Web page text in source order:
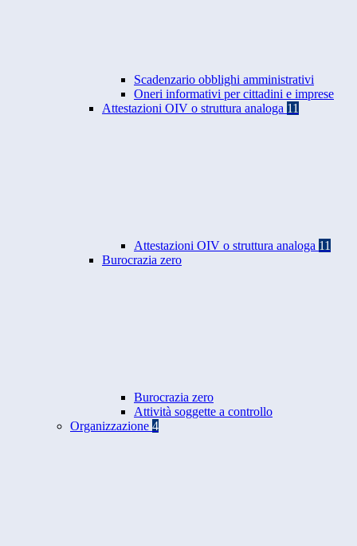
Scadenzario obblighi amministrativi
Oneri informativi per cittadini e imprese
Attestazioni OIV o struttura analoga 11
Attestazioni OIV o struttura analoga 11
Burocrazia zero
Burocrazia zero
Attività soggette a controllo
Organizzazione 4